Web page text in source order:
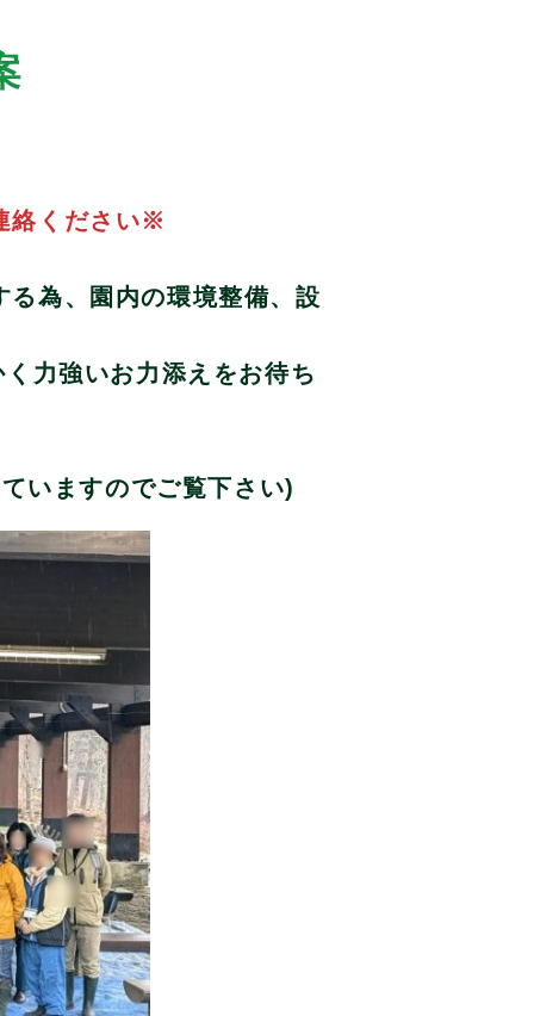
絡ください※
為、園内の環境整備、設
力強いお力添えをお待ち
いますのでご覧下さい)